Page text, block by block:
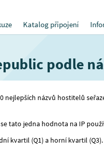
Katalog připojení
podle
nejlepších názvů hostitelů
tato jedna hodnota na IP
kvartil (Q1) a horní kvartil (Q3).